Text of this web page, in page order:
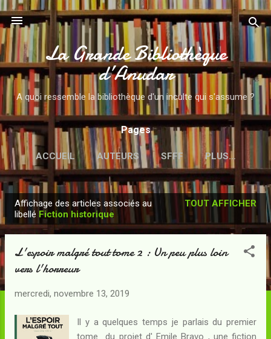
Accéder au contenu principal
La Grande Bibliothèque
d’Anudar
A quoi ressemble la bibliothèque d'un inculte qui s'assume ?
Pages
ACCUEIL AUTEURS SFFF PLUS…
r
Affichage des articles associés au
libellé Fiction historique
TOUT AFFICHER
L'espoir malgré tout tome 2 : Un peu plus loin
vers l'horreur
mercredi, novembre 13, 2019
Il y a quelques temps je parlais du premier
tome du projet d' Emile Bravo , une fiction